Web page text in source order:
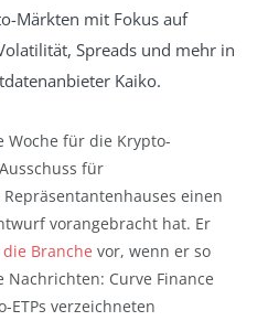
Märkten mit Fokus auf
Spreads und mehr in
Kaiko.
Woche für die Krypto-
für
einen
vorangebracht hat. Er
Branche vor, wenn er so
Curve Finance
ETPs verzeichneten